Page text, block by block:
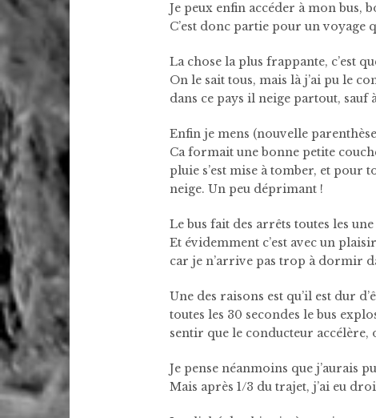
Je peux enfin accéder à mon bus,
C’est donc partie pour un voyage
La chose la plus frappante, c’est
On le sait tous, mais là j’ai pu le
dans ce pays il neige partout, sauf
Enfin je mens (nouvelle
Ca formait une bonne petite
pluie s’est mise à tomber, et pour
neige. Un peu déprimant !
Le bus fait des arrêts toutes les
Et évidemment c’est avec un
car je n’arrive pas trop à dormir
Une des raisons est qu’il est dur
toutes les 30 secondes le bus
sentir que le conducteur accélère,
Je pense néanmoins que j’aurais
Mais après 1/3 du trajet, j’ai eu